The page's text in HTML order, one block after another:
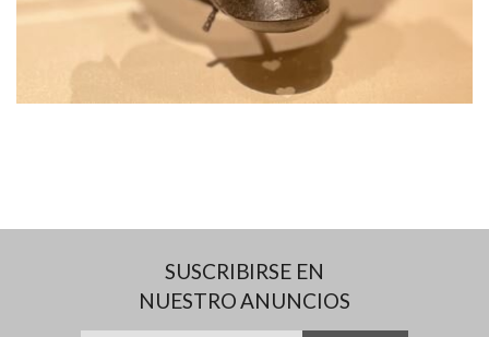
SUSCRIBIRSE EN
NUESTRO ANUNCIOS